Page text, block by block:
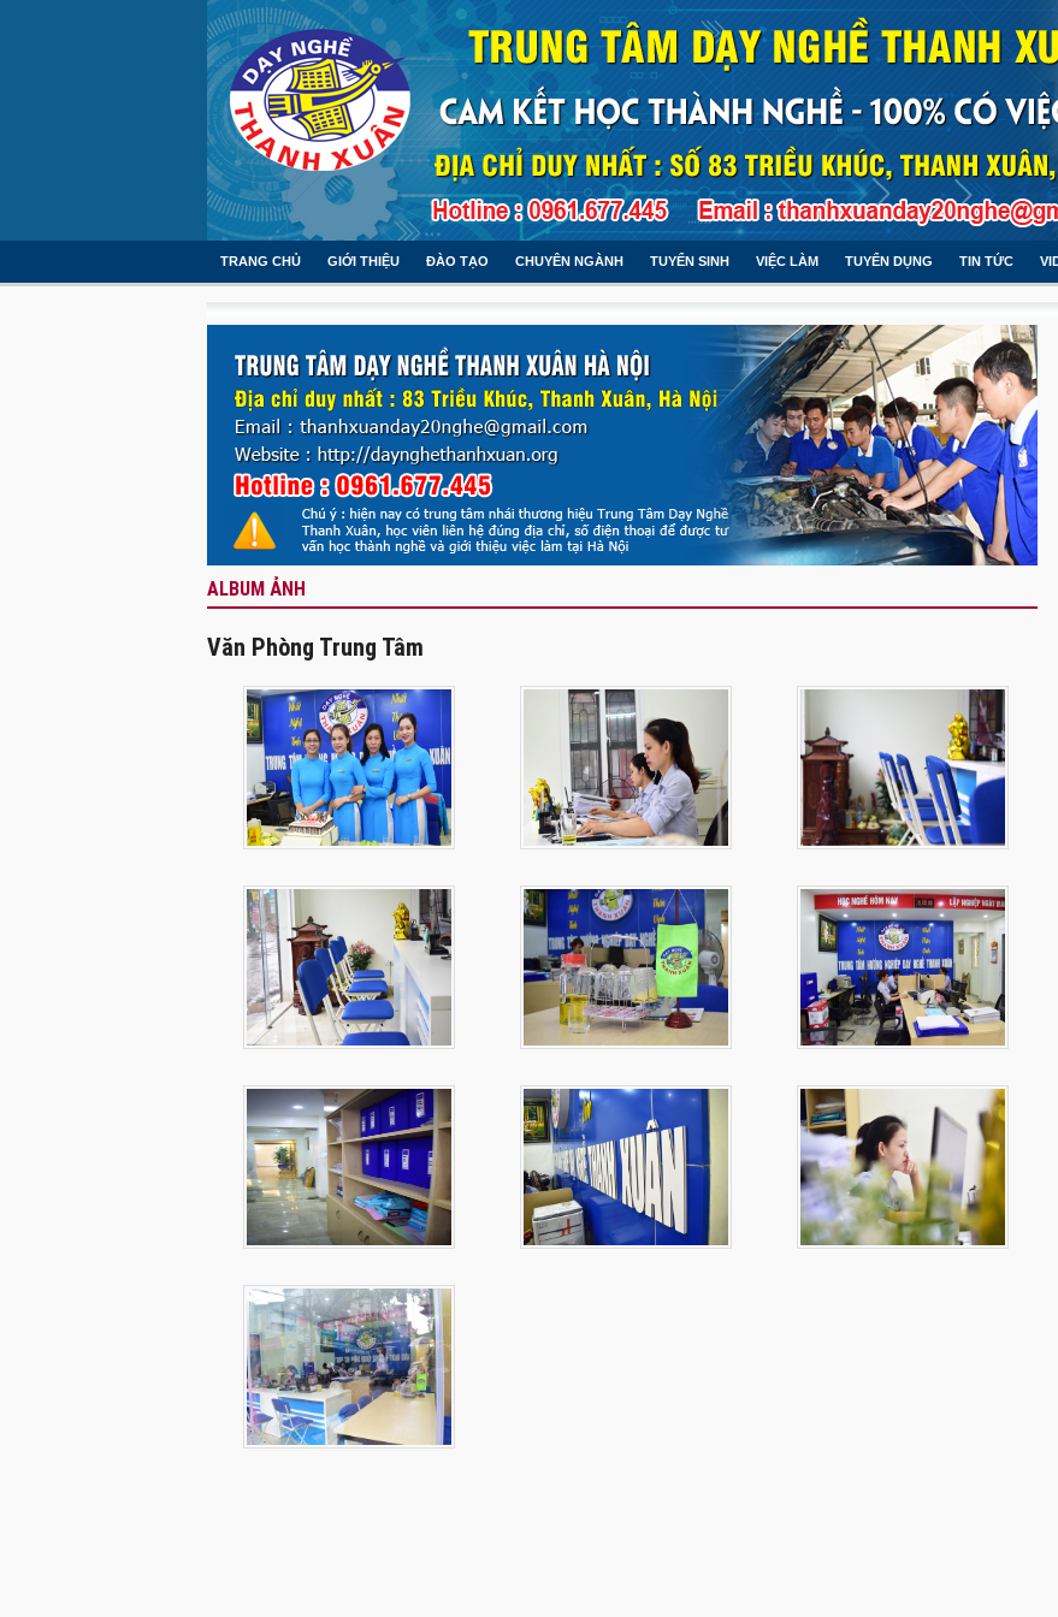
TRANG CHỦ GIỚI THIỆU ĐÀO TẠO CHUYÊN NGÀNH TUYỂN SINH VIỆC LÀM TUYỂN DỤNG TIN TỨC
ALBUM ẢNH
Văn Phòng Trung Tâm